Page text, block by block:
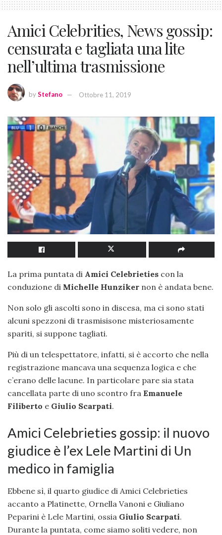
Amici Celebrities, News gossip:
censurata e tagliata una lite
nell’ultima trasmissione
byStefano Ottobre 11, 2019
La prima puntata di Amici Celebrieties con la
conduzione di Michelle Hunziker non è andata bene.
Non solo gli ascolti sono in discesa, ma ci sono stati
alcuni spezzoni di trasmisisone misteriosamente
spariti, si suppone tagliati.
Più di un telespettatore, infatti, si è accorto che nella
registrazione mancava una sequenza logica e che
c’erano delle lacune. In particolare pare sia stata
cancellata parte di uno scontro fra Emanuele
Filiberto e Giulio Scarpati.
Amici Celebrieties gossip: il nuovo
giudice è l’ex Lele Martini di Un
medico in famiglia
Ebbene sì, il quarto giudice di Amici Celebrieties
accanto a Platinette, Ornella Vanoni e Giuliano
Peparini è Lele Martini, ossia Giulio Scarpati.
Durante la puntata, come siamo soliti vedere, non